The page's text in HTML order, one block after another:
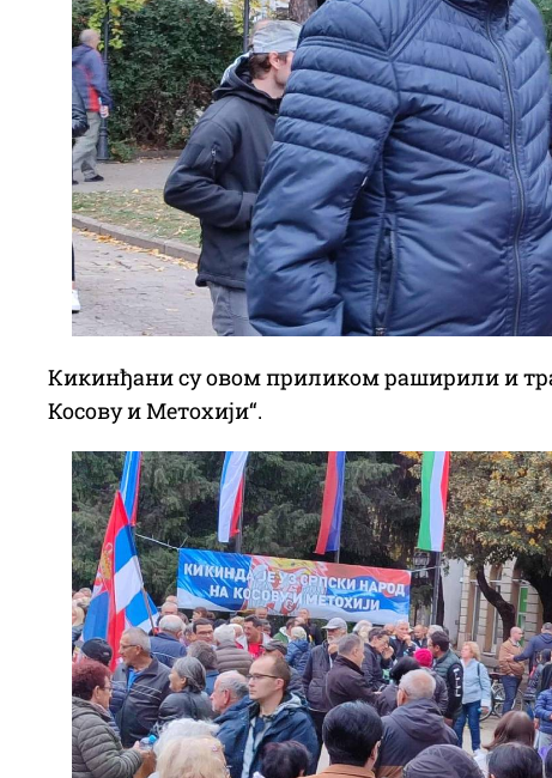
Кикинђани су овом приликом раширили и
Косову и Метохији“.